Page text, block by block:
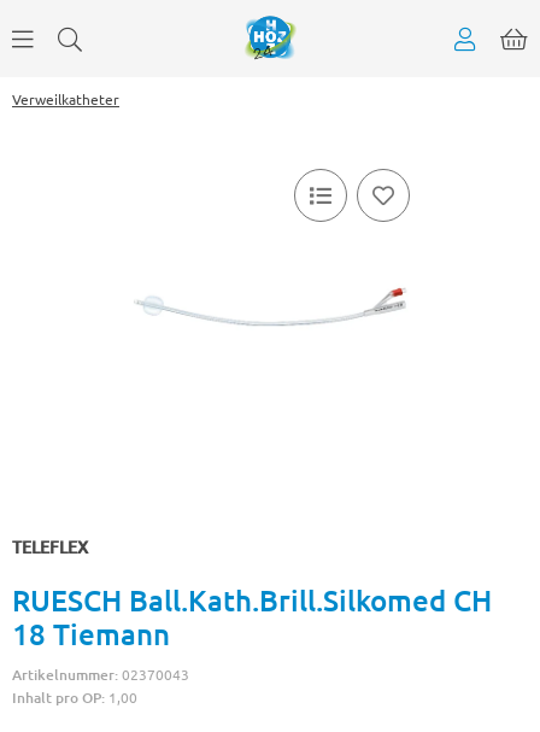
Verweilkatheter
TELEFLEX
RUESCH Ball.Kath.Brill.Silkomed CH
18 Tiemann
Artikelnummer:02370043
Inhalt pro OP: 1,00